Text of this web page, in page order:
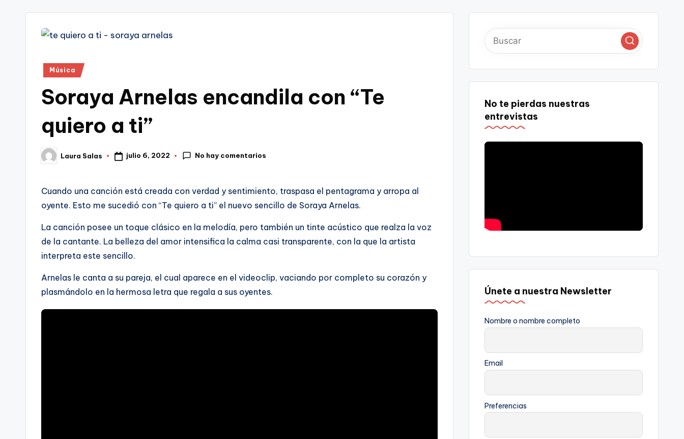
Publicado
Música
Soraya Arnelas encandila con “Te
quiero a ti”
Publicado
por
Laura Salas julio 6, 2022 No hay comentarios
Cuando una canción está creada con verdad y sentimiento, traspasa el pentagrama y arropa al
oyente. Esto me sucedió con “Te quiero a ti” el nuevo sencillo de Soraya Arnelas.
La canción posee un toque clásico en la melodía, pero también un tinte acústico que realza la voz
de la cantante. La belleza del amor intensifica la calma casi transparente, con la que la artista
interpreta este sencillo.
Arnelas le canta a su pareja, el cual aparece en el videoclip, vaciando por completo su corazón y
plasmándolo en la hermosa letra que regala a sus oyentes.
No te pierdas nuestras
entrevistas
Únete a nuestra Newsletter
Nombre o nombre completo
Email
Preferencias